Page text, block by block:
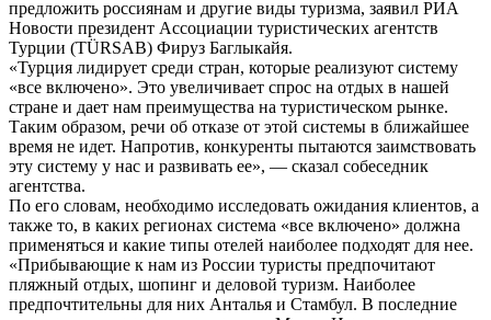
предложить россиянам и другие виды туризма, заявил РИА
Новости президент Ассоциации туристических агентств
Турции (TÜRSAB) Фируз Баглыкайя.
«Турция лидирует среди стран, которые реализуют систему
«все включено». Это увеличивает спрос на отдых в нашей
стране и дает нам преимущества на туристическом рынке.
Таким образом, речи об отказе от этой системы в ближайшее
время не идет. Напротив, конкуренты пытаются заимствовать
эту систему у нас и развивать ее», — сказал собеседник
агентства.
По его словам, необходимо исследовать ожидания клиентов, а
также то, в каких регионах система «все включено» должна
применяться и какие типы отелей наиболее подходят для нее.
«Прибывающие к нам из России туристы предпочитают
пляжный отдых, шопинг и деловой туризм. Наиболее
предпочтительны для них Анталья и Стамбул. В последние